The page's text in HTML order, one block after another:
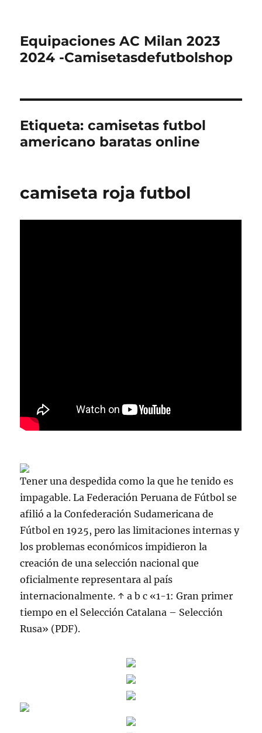
Equipaciones AC Milan 2023
2024 -Camisetasdefutbolshop
Etiqueta:camisetas futbol
americano baratas online
camiseta roja futbol
Tener una despedida como la que he tenido es
impagable. La Federación Peruana de Fútbol se
afilió a la Confederación Sudamericana de
Fútbol en 1925, pero las limitaciones internas y
los problemas económicos impidieron la
creación de una selección nacional que
oficialmente representara al país
internacionalmente. ↑ a b c «1-1: Gran primer
tiempo en el Selección Catalana – Selección
Rusa» (PDF).